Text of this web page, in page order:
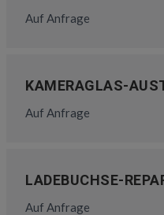
Auf Anfrage
KAMERAGLAS-
Auf Anfrage
LADEBUCHSE-
Auf Anfrage